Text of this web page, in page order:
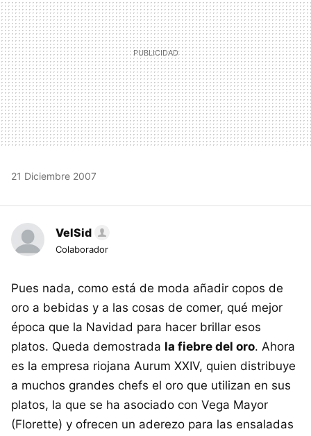
21 Diciembre 2007
VelSid
Colaborador
Pues nada, como está de moda añadir copos de
oro a bebidas y a las cosas de comer, qué mejor
época que la Navidad para hacer brillar esos
platos. Queda demostrada la fiebre del oro. Ahora
es la empresa riojana Aurum XXIV, quien distribuye
a muchos grandes chefs el oro que utilizan en sus
platos, la que se ha asociado con Vega Mayor
(Florette) y ofrecen un aderezo para las ensaladas